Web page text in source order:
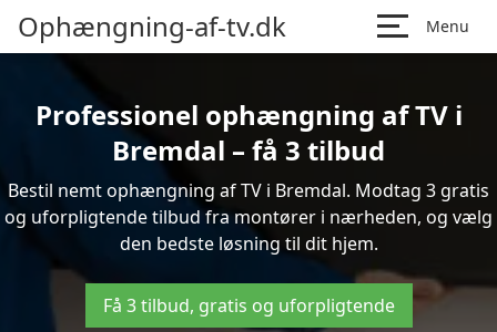
Ophængning-af-tv.dk Menu
Professionel ophængning af TV i
Bremdal – få 3 tilbud
Bestil nemt ophængning af TV i Bremdal. Modtag 3 gratis
og uforpligtende tilbud fra montører i nærheden, og vælg
den bedste løsning til dit hjem.
Få 3 tilbud, gratis og uforpligtende